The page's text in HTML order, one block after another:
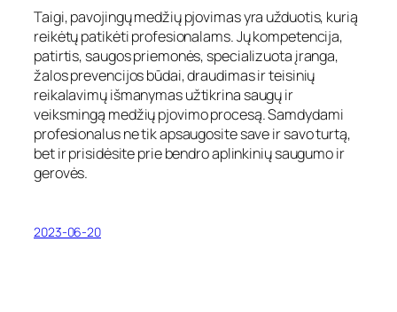
Taigi, pavojingų medžių pjovimas yra užduotis, kurią
reikėtų patikėti profesionalams. Jų kompetencija,
patirtis, saugos priemonės, specializuota įranga,
žalos prevencijos būdai, draudimas ir teisinių
reikalavimų išmanymas užtikrina saugų ir
veiksmingą medžių pjovimo procesą. Samdydami
profesionalus ne tik apsaugosite save ir savo turtą,
bet ir prisidėsite prie bendro aplinkinių saugumo ir
gerovės.
2023-06-20